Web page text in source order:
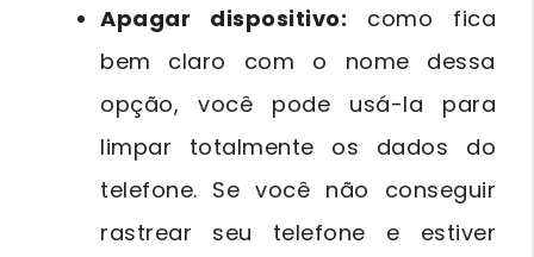
Apagar dispositivo: como fica
bem claro com o nome dessa
opção, você pode usá-la para
limpar totalmente os dados do
telefone. Se você não conseguir
rastrear seu telefone e estiver